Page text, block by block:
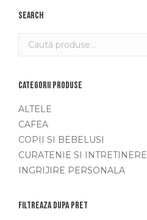
Search
Categorii produse
ALTELE
CAFEA
COPII SI BEBELUSI
CURATENIE SI INTRETINERE
INGRIJIRE PERSONALA
Filtreaza dupa pret